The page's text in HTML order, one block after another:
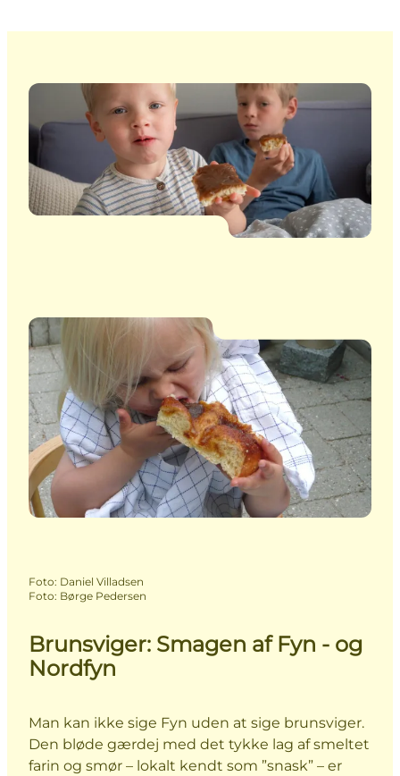
Foto: Daniel Villadsen
Foto: Børge Pedersen
Brunsviger: Smagen af Fyn - og
Nordfyn
Man kan ikke sige Fyn uden at sige brunsviger.
Den bløde gærdej med det tykke lag af smeltet
farin og smør – lokalt kendt som ”snask” – er